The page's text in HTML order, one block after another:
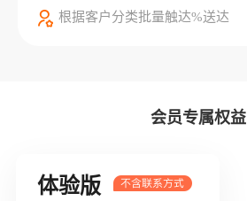
根据客户分类批量触达%送达
会员专属权益
体验版